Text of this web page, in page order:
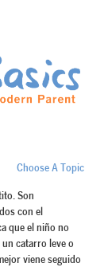
Choose A Topic
Son
con el
que el niño no
catarro leve o
viene seguido